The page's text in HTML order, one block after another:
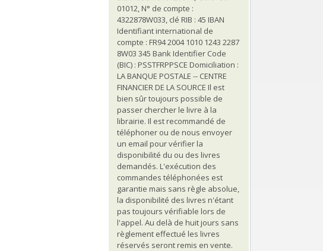
01012, N° de compte :
4322878W033, clé RIB : 45 IBAN
Identifiant international de
compte : FR94 2004 1010 1243 2287
8W03 345 Bank Identifier Code
(BIC) : PSSTFRPPSCE Domiciliation :
LA BANQUE POSTALE -- CENTRE
FINANCIER DE LA SOURCE Il est
bien sûr toujours possible de
passer chercher le livre à la
librairie. Il est recommandé de
téléphoner ou de nous envoyer
un email pour vérifier la
disponibilité du ou des livres
demandés. L'exécution des
commandes téléphonées est
garantie mais sans règle absolue,
la disponibilité des livres n'étant
pas toujours vérifiable lors de
l'appel. Au delà de huit jours sans
règlement effectué les livres
réservés seront remis en vente.